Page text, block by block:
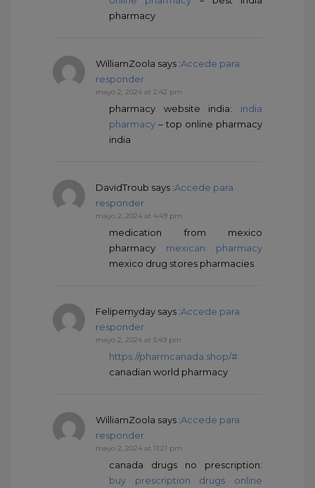
pharmacy
WilliamZoola says :Accede para
responder
mayo 2, 2024 at 2:42 pm
pharmacy website india: india
pharmacy – top online pharmacy
india
DavidTroub says :Accede para
responder
mayo 2, 2024 at 4:49 pm
medication from mexico
pharmacy mexican pharmacy
mexico drug stores pharmacies
Felipemyday says :Accede para
responder
mayo 2, 2024 at 5:49 pm
https://pharmcanada.shop/#
canadian world pharmacy
WilliamZoola says :Accede para
responder
mayo 2, 2024 at 11:21 pm
canada drugs no prescription:
buy prescription drugs online